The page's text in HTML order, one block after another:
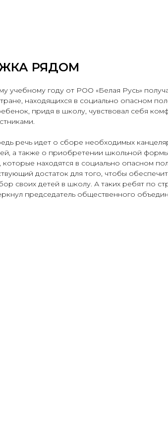
РЯДОМ
учебному году от РОО «Белая Русь»
находящихся в социально опасном
придя в школу, чувствовал себя
речь идет о сборе необходимых
а также о приобретении школьной
которые находятся в социально опасном
достаток для того, чтобы
своих детей в школу. А таких ребят по
председатель общественного